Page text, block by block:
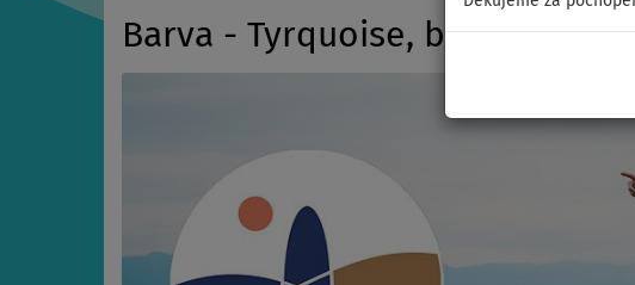
Barva - Tyrquoise, black -